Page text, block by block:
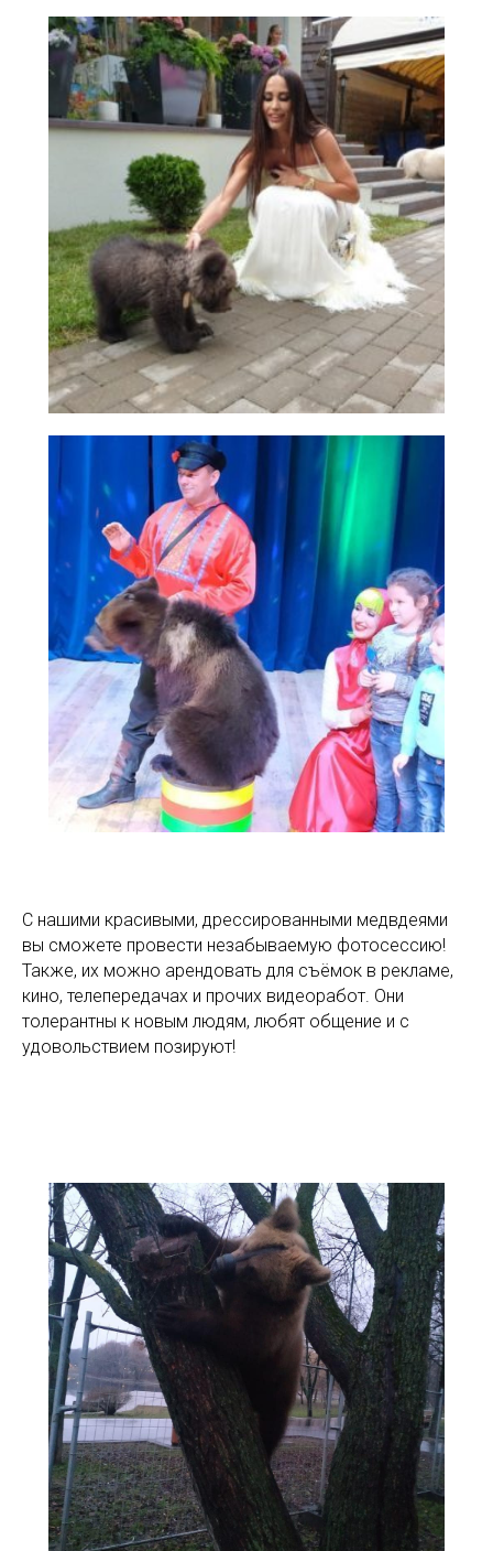
С нашими красивыми, дрессированными медвдеями
вы сможете провести незабываемую фотосессию!
Также, их можно арендовать для съёмок в рекламе,
кино, телепередачах и прочих видеоработ. Они
толерантны к новым людям, любят общение и с
удовольствием позируют!